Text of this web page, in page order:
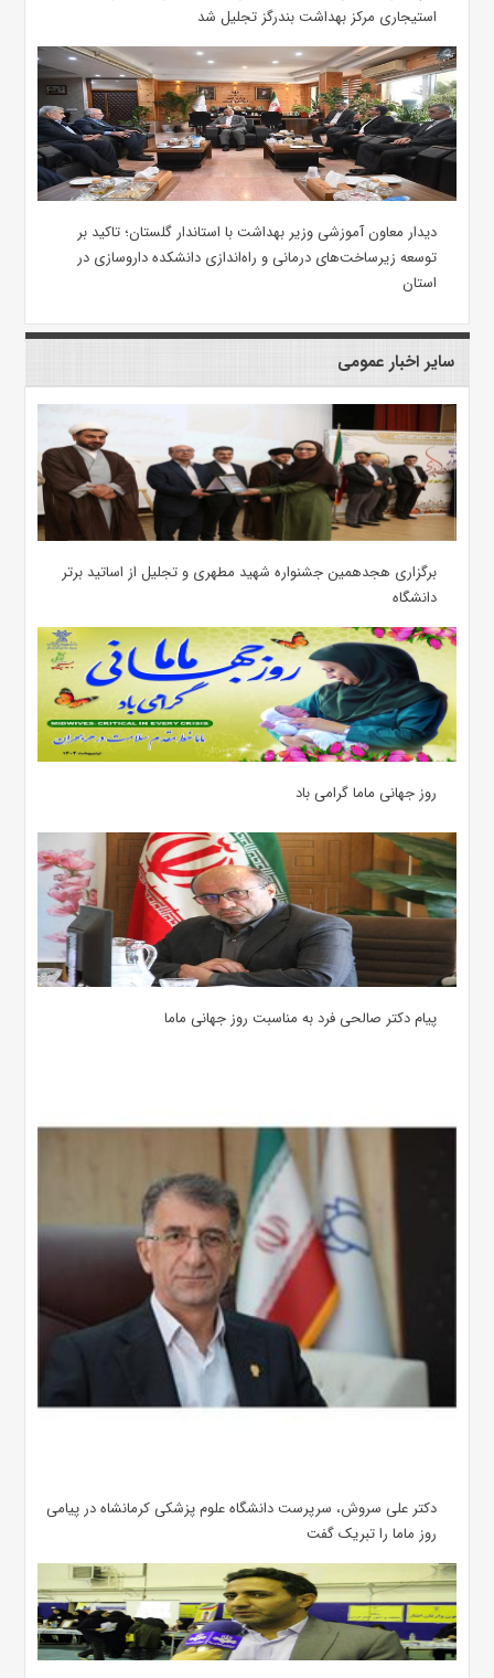
استیجاری مرکز بهداشت بندرگز تجلیل شد
دیدار معاون آموزشی وزیر بهداشت با استاندار گلستان؛ تاکید بر
توسعه زیرساخت‌های درمانی و راه‌اندازی دانشکده داروسازی در
استان
سایر اخبار عمومی
برگزاری هجدهمین جشنواره شهید مطهری و تجلیل از اساتید برتر
دانشگاه
روز جهانی ماما گرامی باد
پیام دکتر صالحی فرد به مناسبت روز جهانی ماما
دکتر علی سروش، سرپرست دانشگاه علوم پزشکی کرمانشاه در پیامی
روز ماما را تبریک گفت